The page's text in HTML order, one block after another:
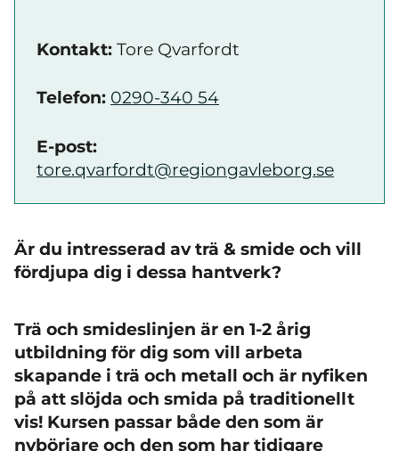
Kontakt: Tore Qvarfordt
Telefon: 0290-340 54
E-post:
tore.qvarfordt@regiongavleborg.se
Är du intresserad av trä & smide och vill
fördjupa dig i dessa hantverk?
Trä och smideslinjen är en 1-2 årig
utbildning för dig som vill arbeta
skapande i trä och metall och är nyfiken
på att slöjda och smida på traditionellt
vis! Kursen passar både den som är
nybörjare och den som har tidigare